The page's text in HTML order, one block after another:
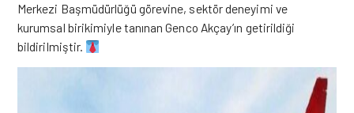
Merkezi Başmüdürlüğü görevine, sektör deneyimi ve
kurumsal birikimiyle tanınan Genco Akçay’ın getirildiği
bildirilmiştir.